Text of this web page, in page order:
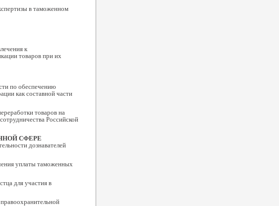
в таможенном
к
товаров при их
по обеспечению
как составной части
товаров на
Российской
СФЕРЕ
дознавателей
уплаты таможенных
для участия в